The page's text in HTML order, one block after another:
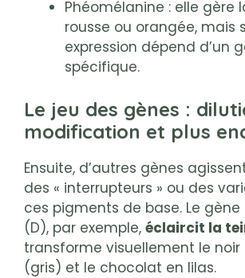
Phéomélanine : elle gère
rousse ou orangée, mais
expression dépend d’un
spécifique.
Le jeu des gènes :
modification et plus
Ensuite, d’autres gènes
des « interrupteurs » ou des
ces pigments de base. Le
(D), par exemple, éclaircit la
transforme visuellement le noir
(gris) et le chocolat en lilas.